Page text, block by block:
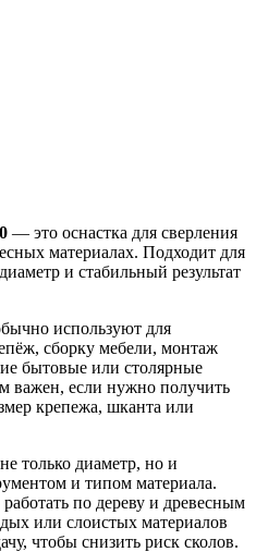
— это оснастка для сверления
материалах. Подходит для
и стабильный результат
используют для
сборку мебели, монтаж
бытовые или столярные
важен, если нужно получить
крепежа, шканта или
только диаметр, но и
и типом материала.
по дереву и древесным
или слоистых материалов
чтобы снизить риск сколов.